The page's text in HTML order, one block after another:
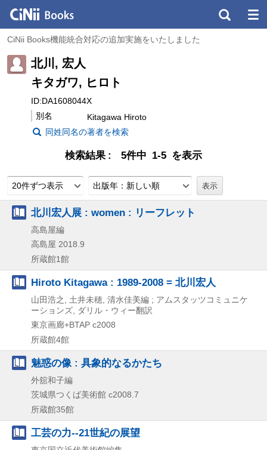
CiNii Books機能統合対応の追加実施をいたしました
北川, 宏人
キタガワ, ヒロト
ID:DA1608044X
別名
Kitagawa Hiroto
同姓同名の著者を検索
検索結果 5件中 1-5 を表示
20件ずつ表示 出版年：新しい順
北川宏人展 : women : リーフレット
高島屋編
高島屋 2018.9
所蔵館1館
Hiroto Kitagawa : 1989-2008 = 北川宏人
山田浩之, 土井未穂, 清水佳美編 ; アムスタッツコミュニケ
ーションズ, ダリル・ウィー翻訳
東京画廊+BTAP c2008
所蔵館4館
魅惑の像 : 具象的なるかたち
外舘和子編
茨城県つくば美術館 c2008.7
所蔵館35館
工芸の力--21世紀の展望